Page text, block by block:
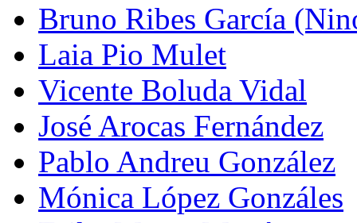
Bruno Ribes García
Laia Pio Mulet
Vicente Boluda Vidal
José Arocas Fernández
Pablo Andreu González
Mónica López Gonzáles